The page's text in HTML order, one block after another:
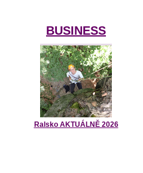
BUSINESS
Ralsko AKTUÁLNĚ 2026